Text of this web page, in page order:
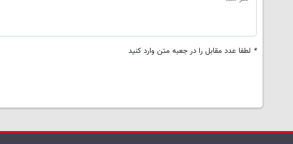
* لطفا عدد مقابل را در جعبه متن وارد کنید